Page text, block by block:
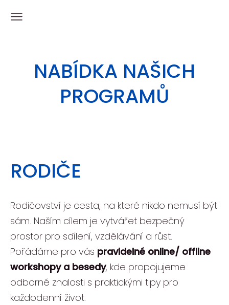
NABÍDKA NAŠICH
PROGRAMŮ
RODIČE
Rodičovství je cesta, na které nikdo nemusí být
sám. Naším cílem je vytvářet bezpečný
prostor pro sdílení, vzdělávání a růst.
Pořádáme pro vás pravidelné online/ offline
workshopy a besedy, kde propojujeme
odborné znalosti s praktickými tipy pro
každodenní život.